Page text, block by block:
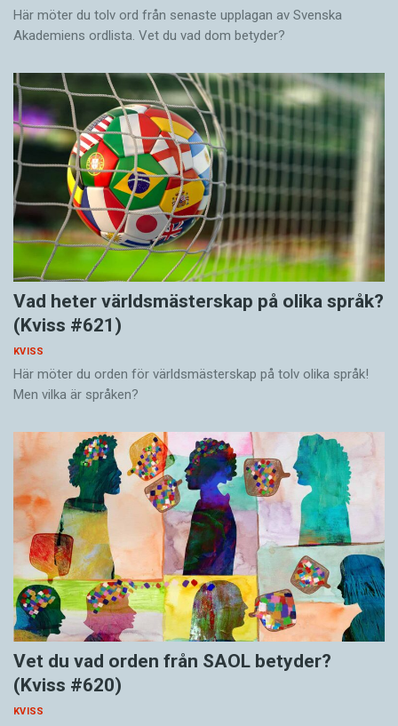
Här möter du tolv ord från senaste upplagan av Svenska
Akademiens ordlista. Vet du vad dom betyder?
Vad heter världsmästerskap på olika språk?
(Kviss #621)
KVISS
Här möter du orden för världsmästerskap på tolv olika språk!
Men vilka är språken?
Vet du vad orden från SAOL betyder?
(Kviss #620)
KVISS